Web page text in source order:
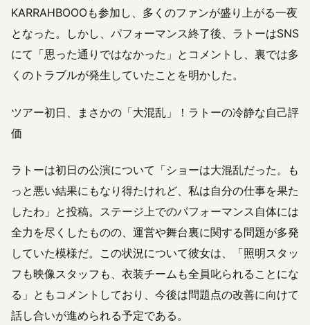
KARRAHBOOOも参加し、多くのファンが盛り上がる一夜
となった。しかし、パフォーマンス終了後、ラトーはSNS
にて「思った通りではなかった」とコメントし、裏では多
くのトラブルが発生していたことを明かした。
ツアー初日、まさかの「大混乱」！ラトーの冷静な自己評
価
ラトーは初日の公演について「ショーは大混乱だった。も
っと悪い結果にもなり得たけれど、私は自分の仕事を果た
したわ」と投稿。ステージ上でのパフォーマンス自体には
全力を尽くしたものの、運営や舞台裏に関する問題が多発
していた模様だ。この状況について彼女は、「照明スタッ
フも映像スタッフも、衣装チームも全員叱られることにな
る」ともコメントしており、今後は問題点の改善に向けて
話し合いが進められる予定である。